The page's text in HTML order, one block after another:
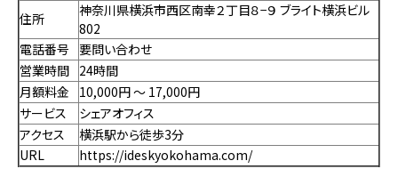
住所
神奈川県横浜市西区南幸２丁目８−９ ブライト横浜ビル
802
電話番号
要問い合わせ
営業時間 24時間
月額料金
10,000円 〜 17,000円
サービス
シェアオフィス
アクセス
横浜駅から徒歩3分
URL
https://ideskyokohama.com/